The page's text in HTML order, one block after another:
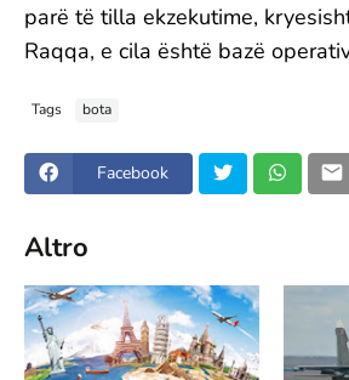
parë të tilla ekzekutime,
Raqqa, e cila është bazë
Tags bota
Facebook
Altro